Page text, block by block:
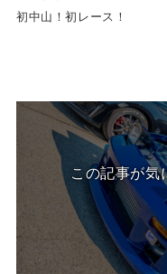
初中山！初レース！
この記事が気